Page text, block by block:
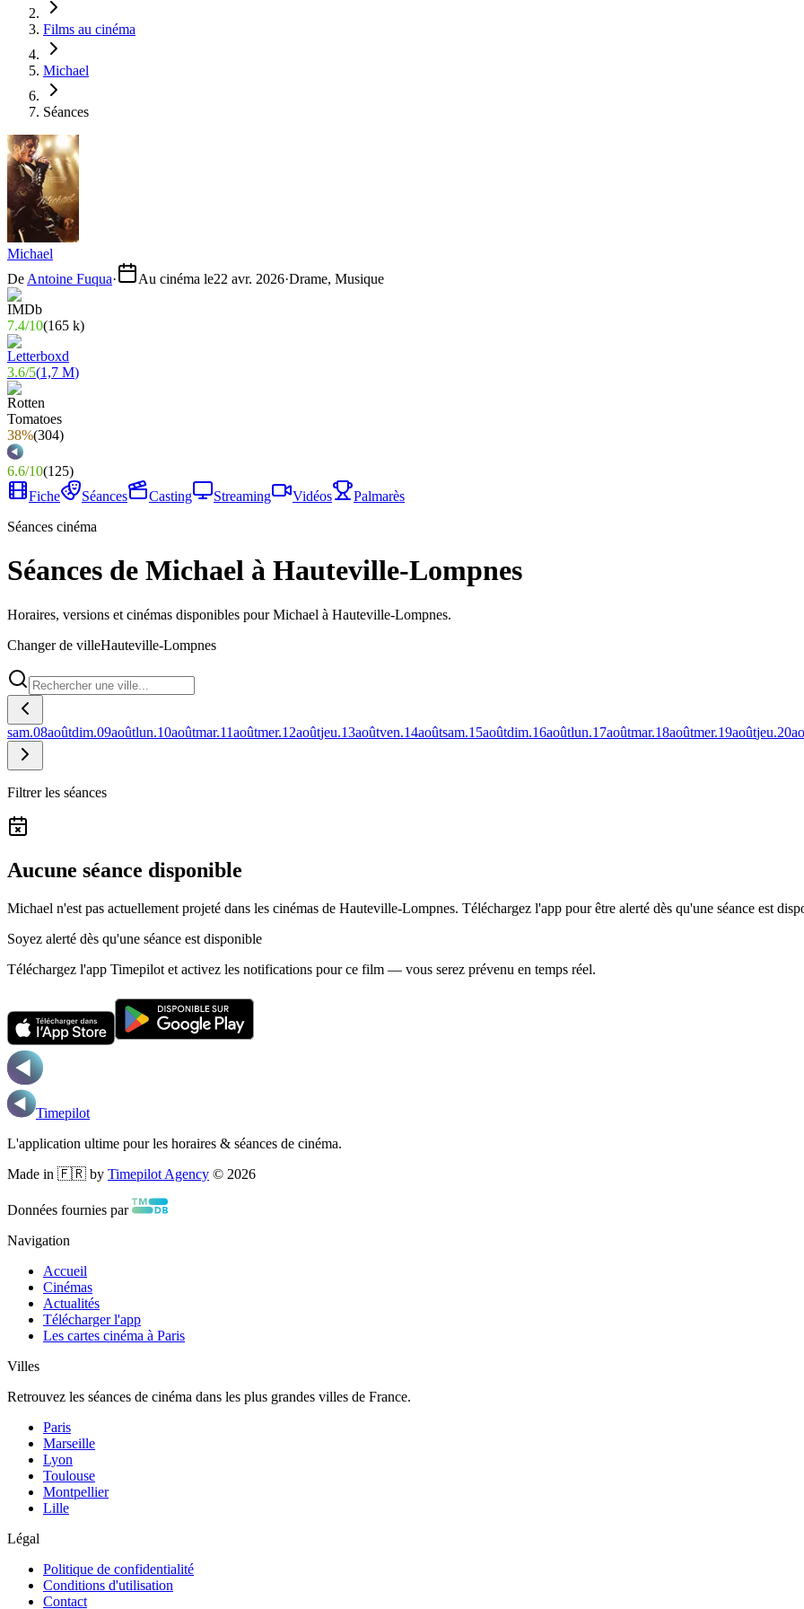
Films au cinéma
Michael
Séances
Michael
De Antoine Fuqua· Au cinéma le22 avr. 2026·Drame, Musique
7.4/10(165 k)
3.6/5(1,7 M)
38%(304)
6.6/10(125)
Fiche
Séances Casting Streaming Vidéos
Palmarès
Séances cinéma
Séances de Michael à Hauteville-Lompnes
Horaires, versions et cinémas disponibles pour Michael à Hauteville-Lompnes.
Changer de villeHauteville-Lompnes
sam.08aoûtdim.09aoûtlun.10aoûtmar.11aoûtmer.12aoûtjeu.13aoûtven.14aoûtsam.15aoûtdim.16aoûtlun.17aoûtmar.18aoûtmer.19aoûtjeu.20
Filtrer les séances
Aucune séance disponible
Michael n'est pas actuellement projeté dans les cinémas de Hauteville-Lompnes. Téléchargez l'app pour être alerté dès qu'une séance est
Soyez alerté dès qu'une séance est disponible
Téléchargez l'app Timepilot et activez les notifications pour ce film — vous serez prévenu en temps réel.
Timepilot
L'application ultime pour les horaires & séances de cinéma.
Made in 🇫🇷 by Timepilot Agency © 2026
Données fournies par
Navigation
Accueil
Cinémas
Actualités
Télécharger l'app
Les cartes cinéma à Paris
Villes
Retrouvez les séances de cinéma dans les plus grandes villes de France.
Paris
Marseille
Lyon
Toulouse
Montpellier
Lille
Légal
Politique de confidentialité
Conditions d'utilisation
Contact